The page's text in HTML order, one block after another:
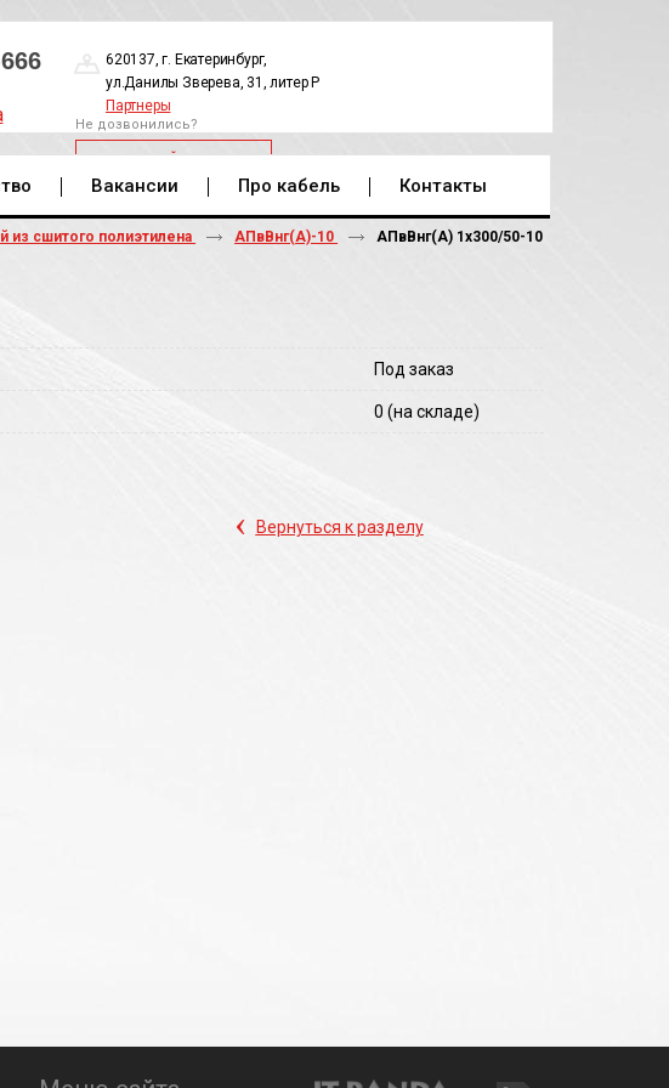
620137, г. Екатеринбург,
ул.Данилы Зверева, 31, литер Р
Партнеры
Не дозвонились?
ОБРАТНЫЙ ЗВОНОК
Вакансии Про кабель Контакты
из сшитого полиэтилена АПвВнг(A)-10 АПвВнг(A) 1х300/50-10
Под заказ
0 (на складе)
‹ Вернуться к разделу